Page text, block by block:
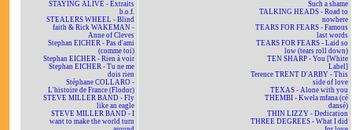
STAYING ALIVE - Extraits
b.o.f.
STEALERS WHEEL - Blind
faith & Rick WAKEMAN -
Anne of Cleves
Stephan EICHER - Pas d'ami
(comme toi)
Stephan EICHER - Rien à voir
Stephan EICHER - Tu ne me
dois rien
Stéphane COLLARO -
L'histoire de France (Flodor)
STEVE MILLER BAND - Fly
like an eagle
STEVE MILLER BAND - I
want to make the world turn
Such a shame
TALKING HEADS - Road to
nowhere
TEARS FOR FEARS - Famous
last words
TEARS FOR FEARS - Laid so
low (tears roll down)
TEN SHARP - You [White
Label]
Terence TRENT D'ARBY - This
side of love
TEXAS - Alone with you
THEMBI - Kwela mfana (cé
dansé)
THIN LIZZY - Dedication
THREE DEGREES - What I did